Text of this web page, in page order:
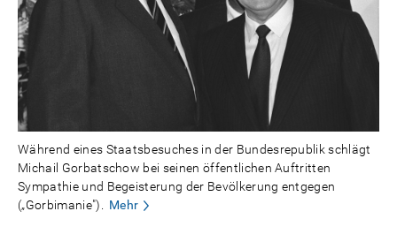
Während eines Staatsbesuches in der Bundesrepublik schlägt
Michail Gorbatschow bei seinen öffentlichen Auftritten
Sympathie und Begeisterung der Bevölkerung entgegen
(„Gorbimanie").
Mehr